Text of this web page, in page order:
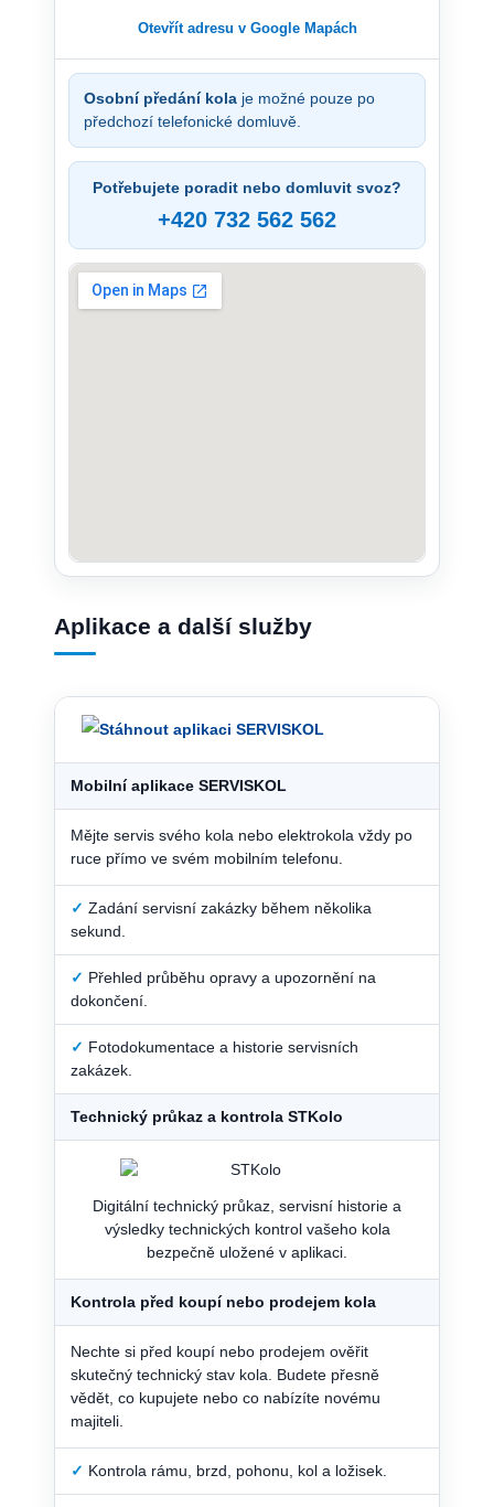
Otevřít adresu v Google Mapách
Osobní předání kola je možné pouze po
předchozí telefonické domluvě.
Potřebujete poradit nebo domluvit svoz?
+420 732 562 562
Aplikace a další služby
Mobilní aplikace SERVISKOL
Mějte servis svého kola nebo elektrokola vždy po
ruce přímo ve svém mobilním telefonu.
✓ Zadání servisní zakázky během několika
sekund.
✓ Přehled průběhu opravy a upozornění na
dokončení.
✓ Fotodokumentace a historie servisních
zakázek.
Technický průkaz a kontrola STKolo
Digitální technický průkaz, servisní historie a
výsledky technických kontrol vašeho kola
bezpečně uložené v aplikaci.
Kontrola před koupí nebo prodejem kola
Nechte si před koupí nebo prodejem ověřit
skutečný technický stav kola. Budete přesně
vědět, co kupujete nebo co nabízíte novému
majiteli.
✓ Kontrola rámu, brzd, pohonu, kol a ložisek.